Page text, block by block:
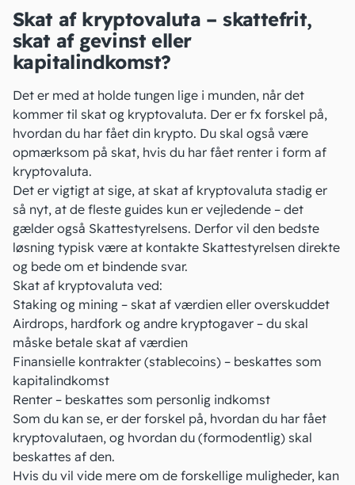
Skat af kryptovaluta – skattefrit,
skat af gevinst eller
kapitalindkomst?
Det er med at holde tungen lige i munden, når det
kommer til skat og kryptovaluta. Der er fx forskel på,
hvordan du har fået din krypto. Du skal også være
opmærksom på skat, hvis du har fået renter i form af
kryptovaluta.
Det er vigtigt at sige, at skat af kryptovaluta stadig er
så nyt, at de fleste guides kun er vejledende – det
gælder også Skattestyrelsens. Derfor vil den bedste
løsning typisk være at kontakte Skattestyrelsen direkte
og bede om et bindende svar.
Skat af kryptovaluta ved:
Staking og mining – skat af værdien eller overskuddet
Airdrops, hardfork og andre kryptogaver – du skal
måske betale skat af værdien
Finansielle kontrakter (stablecoins) – beskattes som
kapitalindkomst
Renter – beskattes som personlig indkomst
Som du kan se, er der forskel på, hvordan du har fået
kryptovalutaen, og hvordan du (formodentlig) skal
beskattes af den.
Hvis du vil vide mere om de forskellige muligheder, kan